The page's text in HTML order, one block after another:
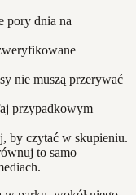
pory dnia na
nie muszą przerywać
przypadkowym
by czytać w skupieniu.
to samo